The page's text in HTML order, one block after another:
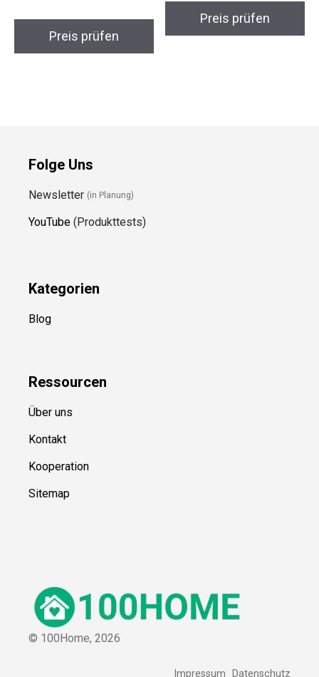
Preis prüfen
Preis prüfen
Folge Uns
Newsletter (in Planung)
YouTube (Produkttests)
Kategorien
Blog
Ressourcen
Über uns
Kontakt
Kooperation
Sitemap
© 100Home, 2026
Impressum Datenschutz